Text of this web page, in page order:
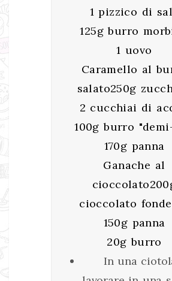
1 pizzico di
125g burro
1 uovo
Caramello al
salato250g
2 cucchiai di
100g burro
170g panna
Ganache al
cioccolato
150g panna
20g burro
In una